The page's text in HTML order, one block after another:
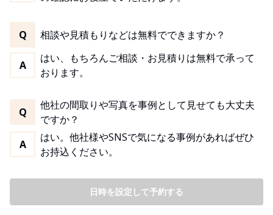
Q 相談や見積もりなどは無料でできますか？
A
はい、もちろんご相談・お見積りは無料で承って
おります。
Q
他社の間取りや写真を事例として見せても大丈夫
ですか？
A
はい。他社様やSNSで気になる事例があればぜひ
お持込ください。
日時を設定して予約する